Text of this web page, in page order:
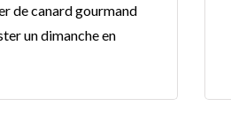
de canard gourmand
un dimanche en